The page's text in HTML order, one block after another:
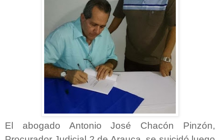
El abogado Antonio José Chacón Pinzón,